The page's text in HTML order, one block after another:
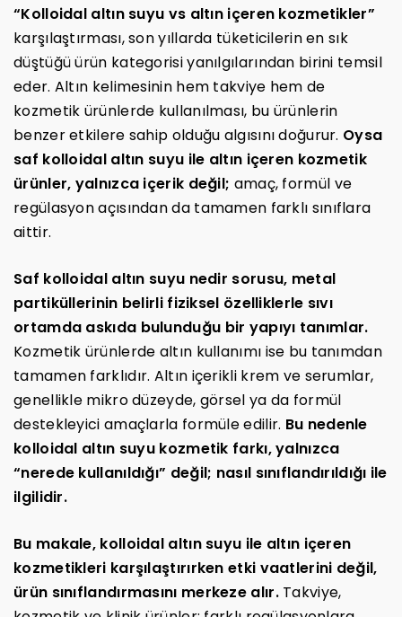
“Kolloidal altın suyu vs altın içeren kozmetikler”
karşılaştırması, son yıllarda tüketicilerin en sık
düştüğü ürün kategorisi yanılgılarından birini temsil
eder. Altın kelimesinin hem takviye hem de
kozmetik ürünlerde kullanılması, bu ürünlerin
benzer etkilere sahip olduğu algısını doğurur. Oysa
saf kolloidal altın suyu ile altın içeren kozmetik
ürünler, yalnızca içerik değil; amaç, formül ve
regülasyon açısından da tamamen farklı sınıflara
aittir.
Saf kolloidal altın suyu nedir sorusu, metal
partiküllerinin belirli fiziksel özelliklerle sıvı
ortamda askıda bulunduğu bir yapıyı tanımlar.
Kozmetik ürünlerde altın kullanımı ise bu tanımdan
tamamen farklıdır. Altın içerikli krem ve serumlar,
genellikle mikro düzeyde, görsel ya da formül
destekleyici amaçlarla formüle edilir. Bu nedenle
kolloidal altın suyu kozmetik farkı, yalnızca
“nerede kullanıldığı” değil; nasıl sınıflandırıldığı ile
ilgilidir.
Bu makale, kolloidal altın suyu ile altın içeren
kozmetikleri karşılaştırırken etki vaatlerini değil,
ürün sınıflandırmasını merkeze alır.Takviye,